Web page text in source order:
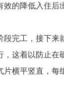
的降低入住后
完工，接下来
这着以防止在
横平竖直，每